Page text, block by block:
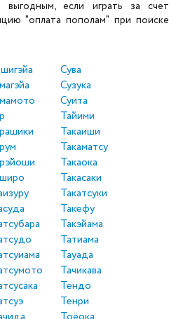
если играть за счет
"оплата пополам" при поиске
Сува
Сузука
Суита
Тайими
Такаиши
Такаматсу
Такаока
Такасаки
Такатсуки
Такефу
Такэйама
Татиама
Тауада
Тачикава
Тендо
Тенри